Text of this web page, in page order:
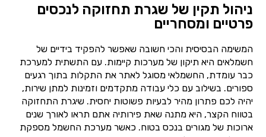
ניהול תקין של שגרת תחזוקה לנכסים
פרטיים ומסחריים
המשימה הבסיסית והכי חשובה שאפשר להפקיד בידיים של
חשמלאים היא תיקון של מערכות קיימות. עם התשתית למערכת
כבר עומדת, החשמלאי מסוגל לאתר את התקלות בתוך רגעים
ספורים. בשילוב עם כלי עבודה מתקדמים וזמינות למתן שירות,
יהיה לכם פתרון מהיר לבעיות פשוטות יחסית. שיגרת התחזוקה
בטווח הקצר, היא מתנה שאת פירותיה אתם תראו לאורך שנים
ארוכות של מגורים בנכס בטוח. כאשר מערכת החשמל מספקת